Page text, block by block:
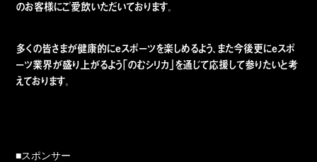
のお客様にご愛飲いただいております。
多くの皆さまが健康的にeスポーツを楽しめるよう、また今後更にeスポ
ーツ業界が盛り上がるよう「のむシリカ」を通じて応援して参りたいと考
えております。
■スポンサー